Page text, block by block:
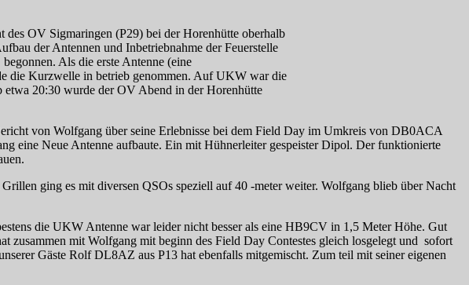
OV Sigmaringen (P29) bei der Horenhütte oberhalb
der Antennen und Inbetriebnahme der Feuerstelle
Als die erste Antenne (eine
die Kurzwelle in betrieb genommen. Auf UKW war die
20:30 wurde der OV Abend in der Horenhütte
von Wolfgang über seine Erlebnisse bei dem Field Day im Umkreis von DB0ACA
eine Neue Antenne aufbaute. Ein mit Hühnerleiter gespeister Dipol. Der funktionierte
ging es mit diversen QSOs speziell auf 40 -meter weiter. Wolfgang blieb über Nacht
die UKW Antenne war leider nicht besser als eine HB9CV in 1,5 Meter Höhe. Gut
mit Wolfgang mit beginn des Field Day Contestes gleich losgelegt und sofort
Gäste Rolf DL8AZ aus P13 hat ebenfalls mitgemischt. Zum teil mit seiner eigenen